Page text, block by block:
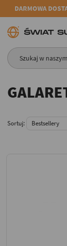
DARMOWA
Sortuj: Bestsellery